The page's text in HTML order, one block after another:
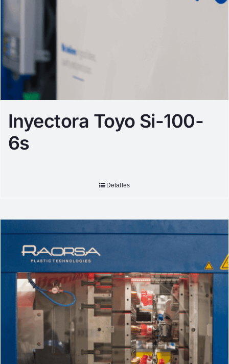
Inyectora Toyo Si-100-
6s
Detalles